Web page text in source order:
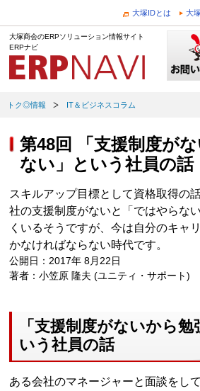
大塚IDとは 大
大塚商会のERPソリューション情報サイト
ERPナビ
トク◎情報 IT＆ビジネスコラム
第48回 「支援制度が
ない」という社員の話
スキルアップ目標として資格取得の
社の支援制度がないと「ではやらな
くいるそうですが、今は自分のキャ
かなければならない時代です。
公開日：2017年 8月22日
著者：小笠原 隆夫 (ユニティ・サポート)
「支援制度がないから
いう社員の話
ある会社のマネージャーと面談をし